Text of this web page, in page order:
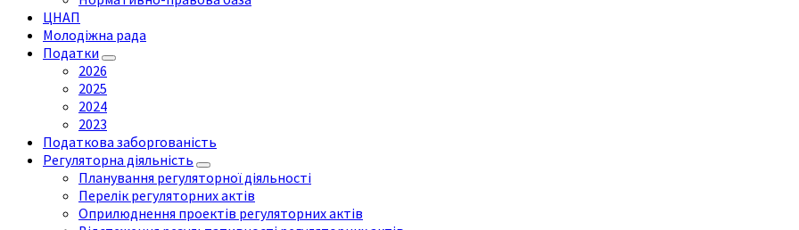
ЦНАП
Молодіжна рада
Податки
2026
2025
2024
2023
Податкова заборгованість
Регуляторна діяльність
Планування регуляторної діяльності
Перелік регуляторних актів
Оприлюднення проектів регуляторних актів